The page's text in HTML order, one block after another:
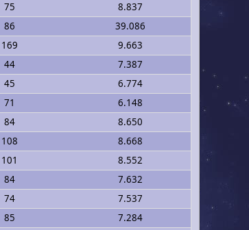
75
8.837
86
39.086
169
9.663
44
7.387
45
6.774
71
6.148
84
8.650
108
8.668
101
8.552
84
7.632
74
7.537
85
7.284